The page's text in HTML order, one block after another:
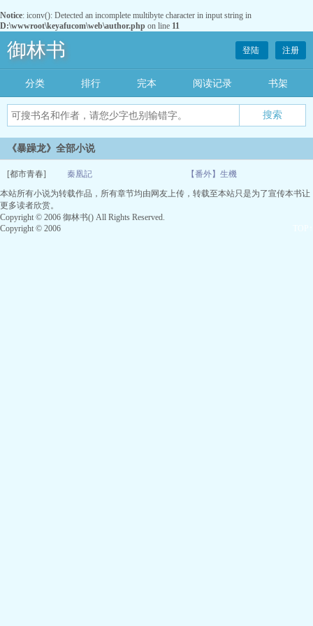
Notice: iconv(): Detected an incomplete multibyte character in input string in
D:\wwwroot\keyafucom\web\author.php on line 11
御林书 登陆 注册
分类 排行 完本 阅读记录 书架
《暴躁龙》全部小说
[都市青春] 秦凰記 【番外】生機
06-12
本站所有小说为转载作品，所有章节均由网友上传，转载至本站只是为了宣传本书让
更多读者欣赏。
Copyright © 2006 御林书() All Rights Reserved.
Copyright © 2006